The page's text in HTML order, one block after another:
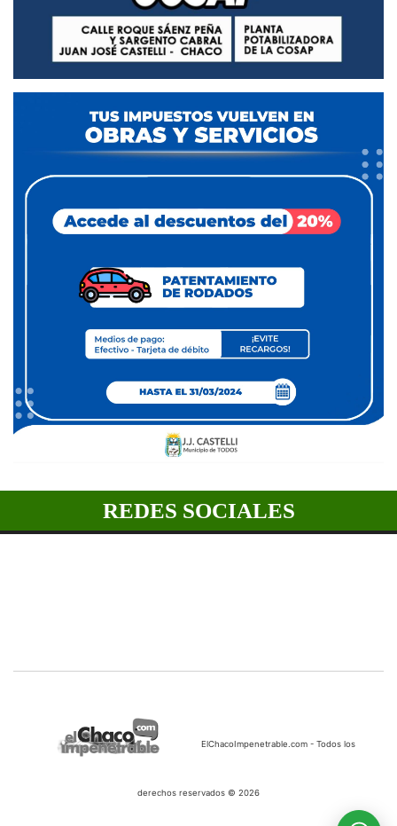
REDES SOCIALES
ElChacoImpenetrable.com - Todos los
derechos reservados © 2026